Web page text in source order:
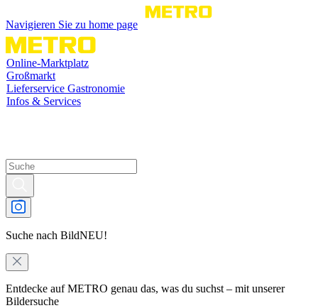
Navigieren Sie zu home page
Online-Marktplatz
Großmarkt
Lieferservice Gastronomie
Infos & Services
Suche nach BildNEU!
Entdecke auf METRO genau das, was du suchst – mit unserer
Bildersuche